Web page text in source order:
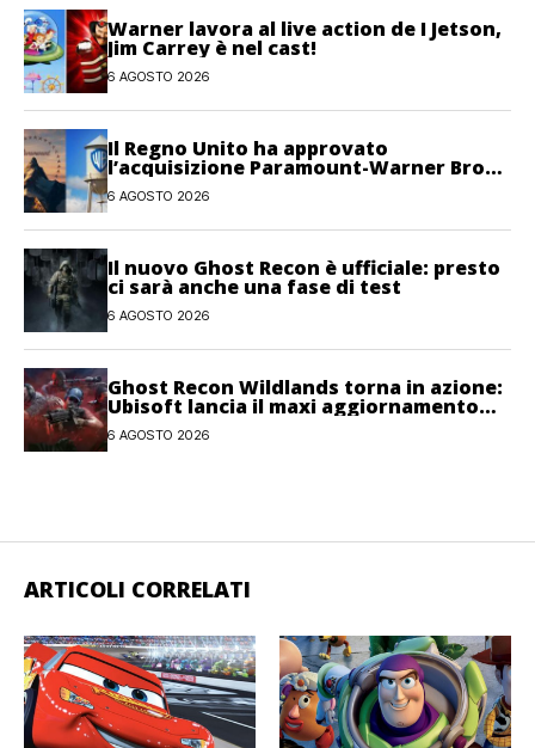
Warner lavora al live action de I Jetson,
Jim Carrey è nel cast!
6 AGOSTO 2026
Il Regno Unito ha approvato
l’acquisizione Paramount-Warner Bros
Discovery
6 AGOSTO 2026
Il nuovo Ghost Recon è ufficiale: presto
ci sarà anche una fase di test
6 AGOSTO 2026
Ghost Recon Wildlands torna in azione:
Ubisoft lancia il maxi aggiornamento
gratuito Last Rites
6 AGOSTO 2026
ARTICOLI CORRELATI